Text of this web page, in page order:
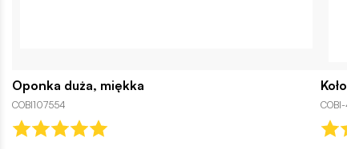
Oponka duża, miękka
COBI107554
Koło
COBI-